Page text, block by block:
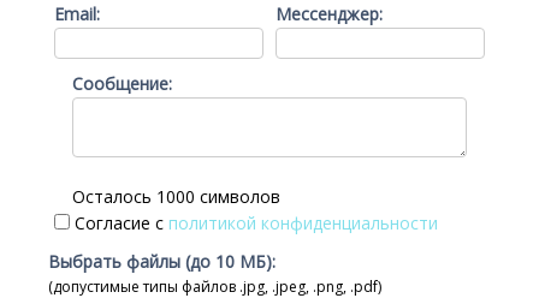
Email: Мессенджер:
Сообщение:
Осталось 1000 символов
Согласие с политикой конфиденциальности
Выбрать файлы (до 10 МБ):
(допустимые типы файлов .jpg, .jpeg, .png, .pdf)